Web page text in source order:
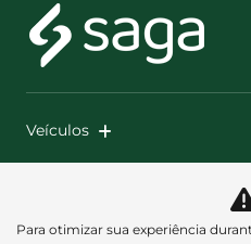
Veículos
Política de privacidade
Para otimizar sua experiência